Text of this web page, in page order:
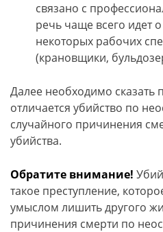
связано с
речь чаще всего идет
некоторых рабочих
(крановщики,
Далее необходимо сказать
отличается убийство по
случайного причинения
убийства.
Обратите внимание!
такое преступление,
умыслом лишить другого
причинения смерти по